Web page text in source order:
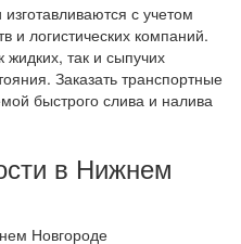
с учетом
и логистических компаний.
жидких, так и сыпучих
Заказать транспортные
быстрого слива и налива
в Нижнем